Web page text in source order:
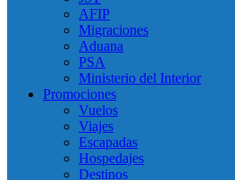
AFIP
Migraciones
Aduana
PSA
Ministerio del Interior
Promociones
Vuelos
Viajes
Escapadas
Hospedajes
Destinos